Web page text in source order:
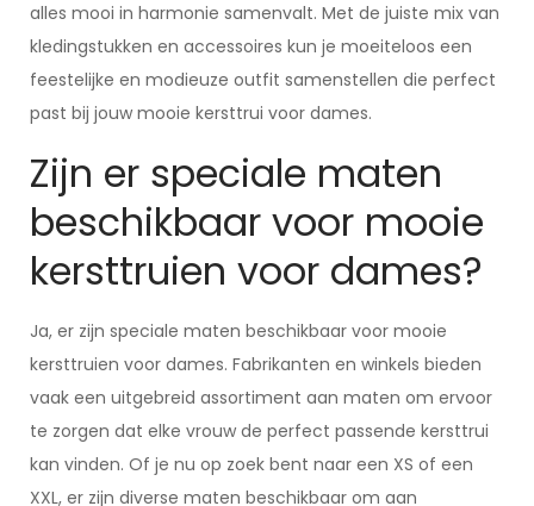
alles mooi in harmonie samenvalt. Met de juiste mix van
kledingstukken en accessoires kun je moeiteloos een
feestelijke en modieuze outfit samenstellen die perfect
past bij jouw mooie kersttrui voor dames.
Zijn er speciale maten
beschikbaar voor mooie
kersttruien voor dames?
Ja, er zijn speciale maten beschikbaar voor mooie
kersttruien voor dames. Fabrikanten en winkels bieden
vaak een uitgebreid assortiment aan maten om ervoor
te zorgen dat elke vrouw de perfect passende kersttrui
kan vinden. Of je nu op zoek bent naar een XS of een
XXL, er zijn diverse maten beschikbaar om aan